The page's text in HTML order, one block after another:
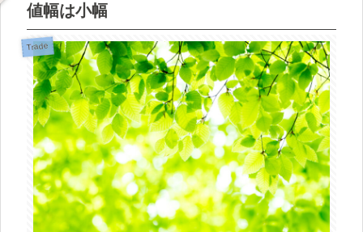
値幅は小幅
Trade